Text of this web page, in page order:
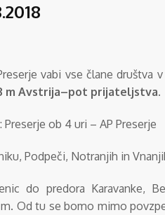
vabi vse člane društva
m Avstrija–pot prijateljstva.
Preserje ob 4 uri – AP Preserje
Podpeči, Notranjih in
do predora Karavanke,
m. Od tu se bomo mimo